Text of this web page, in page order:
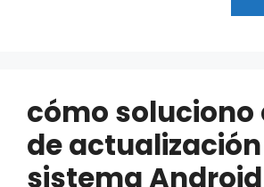
cómo soluciono
de
sistema Android